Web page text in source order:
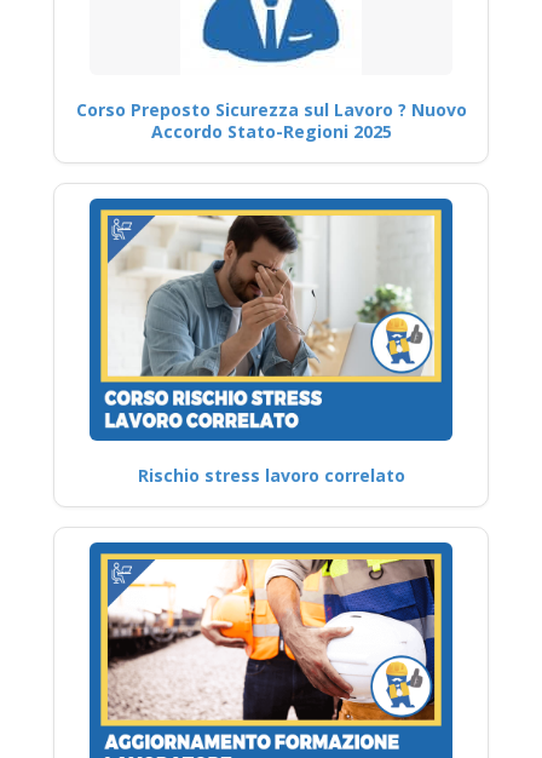
Corso Preposto Sicurezza sul Lavoro ? Nuovo
Accordo Stato-Regioni 2025
Rischio stress lavoro correlato